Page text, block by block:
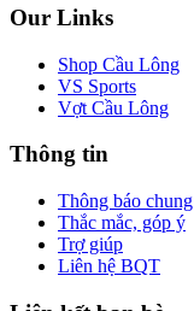
Our Links
Shop Cầu Lông
VS Sports
Vợt Cầu Lông
Thông tin
Thông báo chung
Thắc mắc, góp ý
Trợ giúp
Liên hệ BQT